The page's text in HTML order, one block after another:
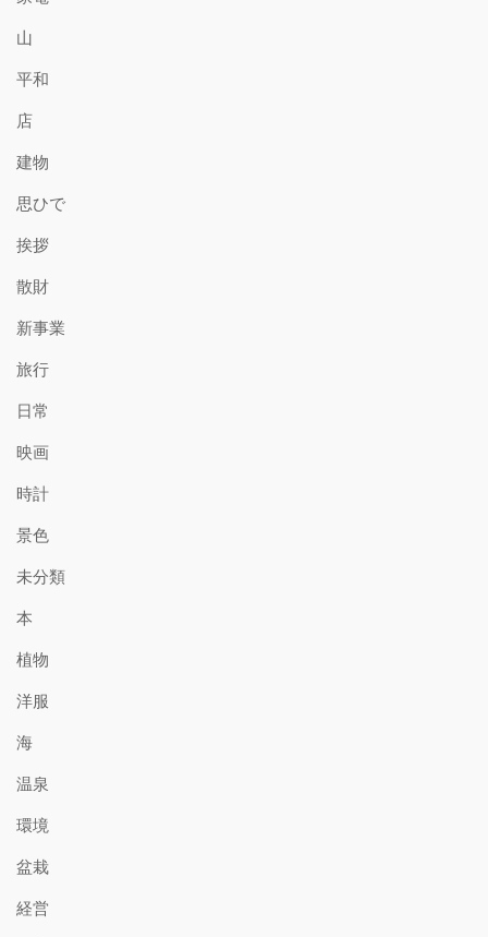
山
平和
店
建物
思ひで
挨拶
散財
新事業
旅行
日常
映画
時計
景色
未分類
本
植物
洋服
海
温泉
環境
盆栽
経営